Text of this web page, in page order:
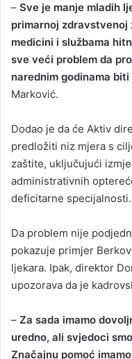
– Sve je manje mladih
primarnoj zdravstvenoj
medicini i službama
sve veći problem da
narednim godinama
Marković.
Dodao je da će Aktiv
predložiti niz mjera s
zaštite, uključujući
administrativnih
deficitarne specijalnosti.
Da problem nije
pokazuje primjer
ljekara. Ipak, direktor
upozorava da je
– Za sada imamo
uredno, ali svjedoci
Značajnu pomoć